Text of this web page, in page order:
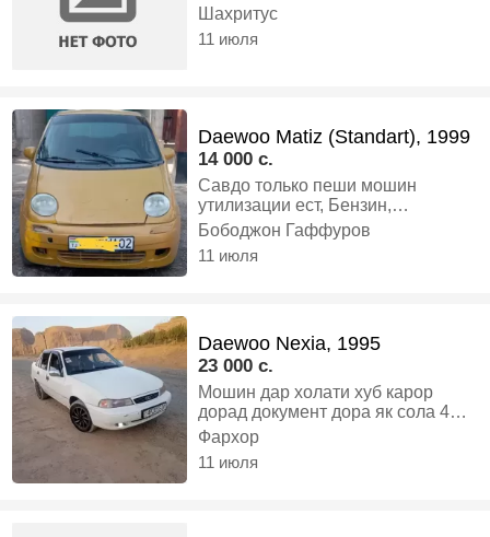
дуруст варит кадаги не Хамачош
100% кор мекунад Руган
намехурад Ягон камбудиш нестх,
Шахритус
11 июля
Daewoo Matiz (Standart), 1999
14 000 c.
Савдо только пеши мошин
утилизации ест, Бензин,
Механика, Седан
Бободжон Гаффуров
11 июля
Daewoo Nexia, 1995
23 000 c.
Мошин дар холати хуб карор
дорад документ дора як сола 4
балонш нав задагия., Бензин,
Механика, Седан, другой
Фархор
11 июля